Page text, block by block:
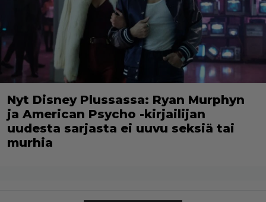
Nyt Disney Plussassa: Ryan Murphyn
ja American Psycho -kirjailijan
uudesta sarjasta ei uuvu seksiä tai
murhia